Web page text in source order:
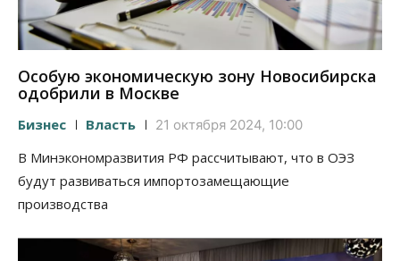
Особую экономическую зону Новосибирска
одобрили в Москве
Бизнес Власть 21 октября 2024, 10:00
В Минэкономразвития РФ рассчитывают, что в ОЭЗ
будут развиваться импортозамещающие
производства